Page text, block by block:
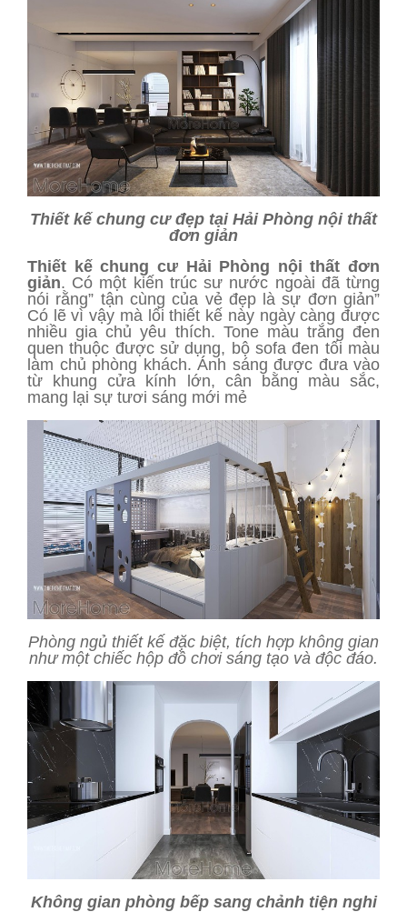
Thiết kế chung cư đẹp tại Hải Phòng nội thất
đơn giản
Thiết kế chung cư Hải Phòng nội thất đơn
giản. Có một kiến trúc sư nước ngoài đã từng
nói rằng” tận cùng của vẻ đẹp là sự đơn giản”
Có lẽ vì vậy mà lối thiết kế này ngày càng được
nhiều gia chủ yêu thích. Tone màu trắng đen
quen thuộc được sử dụng, bộ sofa đen tối màu
làm chủ phòng khách. Ánh sáng được đưa vào
từ khung cửa kính lớn, cân bằng màu sắc,
mang lại sự tươi sáng mới mẻ
Phòng ngủ thiết kế đặc biệt, tích hợp không gian
như một chiếc hộp đồ chơi sáng tạo và độc đáo.
Không gian phòng bếp sang chảnh tiện nghi